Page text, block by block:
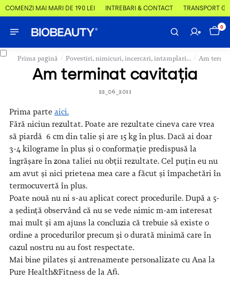
COMENZI MAI MARI DE 190 LEI ÎNTREBĂRI & CONTACT TRANSPORT
0
Prima pagină / Povestiri, nimicuri, incercari, intamplari... / Am
Am terminat cavitația
22_06_2011
Prima parte aici.
Fără niciun rezultat. Poate are rezultate cineva care vrea
să piardă 6 cm din talie și are 15 kg în plus. Dacă ai doar
3-4 kilograme în plus și o conformație predispusă la
îngrășare în zona taliei nu obții rezultate. Cel puțin eu nu
am avut și nici prietena mea care a făcut și împachetări în
termocuvertă în plus.
Poate nouă nu ni s-au aplicat corect procedurile. După a 5-
a ședință observând că nu se vede nimic m-am interesat
mai mult și am ajuns la concluzia că trebuie să existe o
ordine a procedurilor precum și o durată minimă care în
cazul nostru nu au fost respectate.
Mai bine pilates și antrenamente personalizate cu Ana la
Pure Health&Fitness de la Afi.